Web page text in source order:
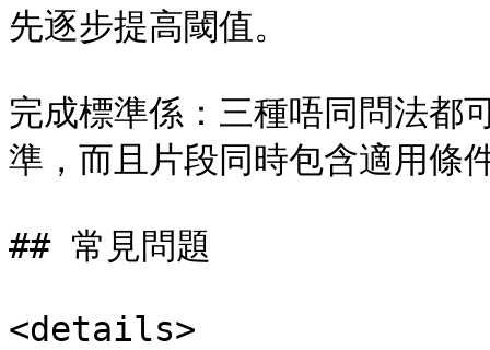
先逐步提高閾值。
完成標準係：三種唔同問法都
準，而且片段同時包含適用條
## 常見問題
<details>